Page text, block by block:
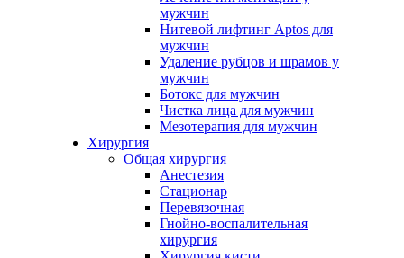
мужчин
Нитевой лифтинг Aptos для
мужчин
Удаление рубцов и шрамов у
мужчин
Ботокс для мужчин
Чистка лица для мужчин
Мезотерапия для мужчин
Хирургия
Общая хирургия
Анестезия
Стационар
Перевязочная
Гнойно-воспалительная
хирургия